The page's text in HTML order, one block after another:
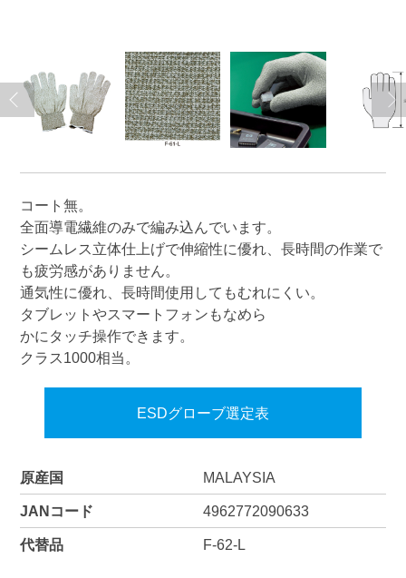
コート無。
全面導電繊維のみで編み込んでいます。
シームレス立体仕上げで伸縮性に優れ、長時間の作業で
も疲労感がありません。
通気性に優れ、長時間使用してもむれにくい。
タブレットやスマートフォンもなめら
かにタッチ操作できます。
クラス1000相当。
ESDグローブ選定表
原産国 MALAYSIA
JANコード 4962772090633
代替品 F-62-L